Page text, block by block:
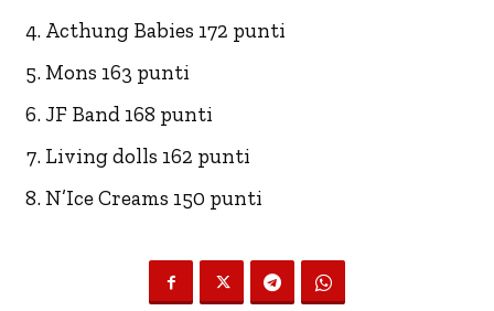
Acthung Babies 172 punti
Mons 163 punti
JF Band 168 punti
Living dolls 162 punti
N’Ice Creams 150 punti